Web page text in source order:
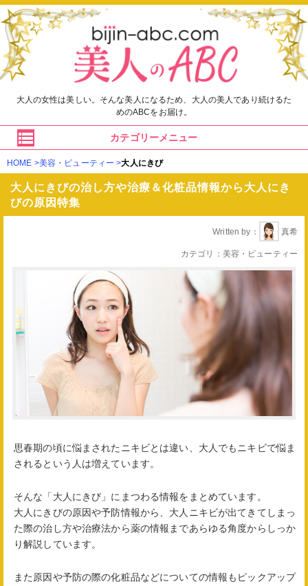
大人の女性は美しい。そんな美人になるため、大人の美人であり続けるた
めのABCをお届け。
カテゴリーメニュー
HOME 美容・ビューティー 大人にきび
大人にきびの治し方や治療＆化粧品情報から大人にき
びの原因特集
Written by 真希
カテゴリ 美容・ビューティー
思春期の頃に悩まされたニキビとは違い、大人でもニキビで悩ま
されるという人は増えています。
そんな「大人にきび」にまつわる情報をまとめています。
大人にきびの原因や予防情報から、大人ニキビが出てきてしまっ
た際の治し方や治療法から薬の情報まであらゆる角度からしっか
り解説しています。
また原因や予防の際の化粧品などについての情報もピックアップ